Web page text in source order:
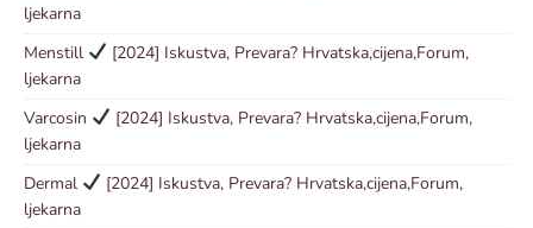
ljekarna
Menstill
[2024] Iskustva, Prevara? Hrvatska,cijena,Forum,
ljekarna
Varcosin
[2024] Iskustva, Prevara? Hrvatska,cijena,Forum,
ljekarna
Dermal
[2024] Iskustva, Prevara? Hrvatska,cijena,Forum,
ljekarna